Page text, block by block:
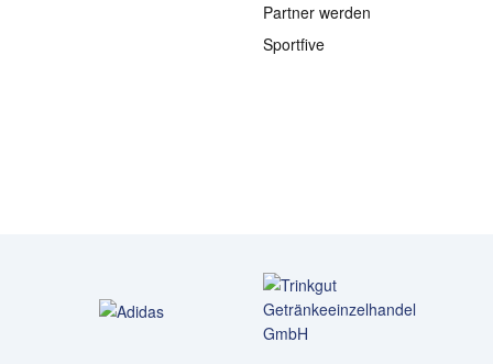
Partner werden
Sportfive